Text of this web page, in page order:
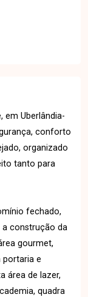
em Uberlândia-
conforto
organizado
tanto para
fechado,
a construção da
gourmet,
portaria e
área de lazer,
quadra